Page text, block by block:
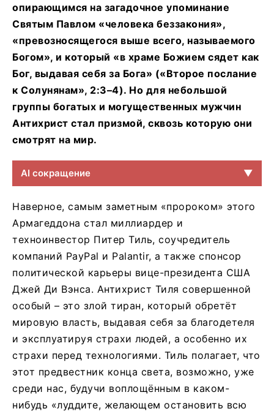
опирающимся на загадочное упоминание
Святым Павлом «человека беззакония»,
«превозносящегося выше всего, называемого
Богом», и который «в храме Божием сядет как
Бог, выдавая себя за Бога» («Второе послание
к Солунянам», 2:3–4). Но для небольшой
группы богатых и могущественных мужчин
Антихрист стал призмой, сквозь которую они
смотрят на мир.
AI сокращение ▼
Наверное, самым заметным «пророком» этого
Армагеддона стал миллиардер и
техноинвестор Питер Тиль, соучредитель
компаний PayPal и Palantir, а также спонсор
политической карьеры вице-президента США
Джей Ди Вэнса. Антихрист Тиля совершенной
особый – это злой тиран, который обретёт
мировую власть, выдавая себя за благодетеля
и эксплуатируя страхи людей, а особенно их
страхи перед технологиями. Тиль полагает, что
этот предвестник конца света, возможно, уже
среди нас, будучи воплощённым в каком-
нибудь «луддите, желающем остановить всю